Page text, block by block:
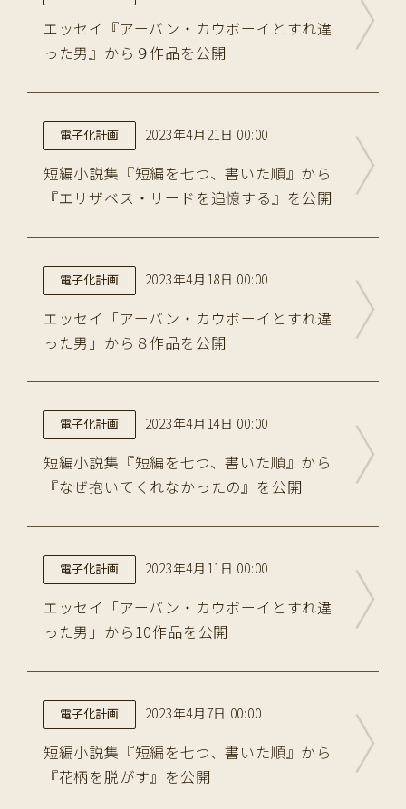
エッセイ『アーバン・カウボーイとすれ違
った男』から９作品を公開
電子化計画 2023年4月21日 00:00
短編小説集『短編を七つ、書いた順』から
『エリザベス・リードを追憶する』を公開
電子化計画 2023年4月18日 00:00
エッセイ「アーバン・カウボーイとすれ違
った男」から８作品を公開
電子化計画 2023年4月14日 00:00
短編小説集『短編を七つ、書いた順』から
『なぜ抱いてくれなかったの』を公開
電子化計画 2023年4月11日 00:00
エッセイ「アーバン・カウボーイとすれ違
った男」から10作品を公開
電子化計画 2023年4月7日 00:00
短編小説集『短編を七つ、書いた順』から
『花柄を脱がす』を公開